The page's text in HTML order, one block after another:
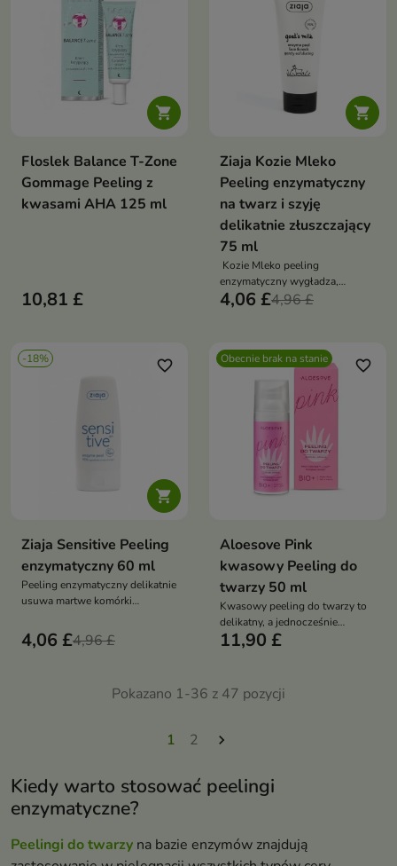
dwoma silnymi
antyoksydantami,glutationem
i resweratrolem.

Floslek Balance T-Zone
Gommage Peeling z
kwasami AHA 125 ml
10,81 £

Ziaja Kozie Mleko
Peeling enzymatyczny
na twarz i szyję
delikatnie złuszczający
75 ml
Kozie Mleko peeling
enzymatyczny wygładza,
złuszcza i zmiękcza skórę.
4,06 £4,96 £
-18%

favorite_border
Ziaja Sensitive Peeling
enzymatyczny 60 ml
Peeling enzymatyczny delikatnie
usuwa martwe komórki
wrażliwą skórę, przygotowując
ją do dalszej pielęgnacji bez
4,06 £4,96 £
Obecnie brak na stanie favorite_border
Aloesove Pink
kwasowy Peeling do
twarzy 50 ml
Kwasowy peeling do twarzy to
delikatny, a jednocześnie
skuteczny peeling chemiczny
11,90 £
Pokazano 1-36 z 47 pozycji
1 2 
Kiedy warto stosować peelingi
enzymatyczne?
Peelingi do twarzy na bazie enzymów znajdują